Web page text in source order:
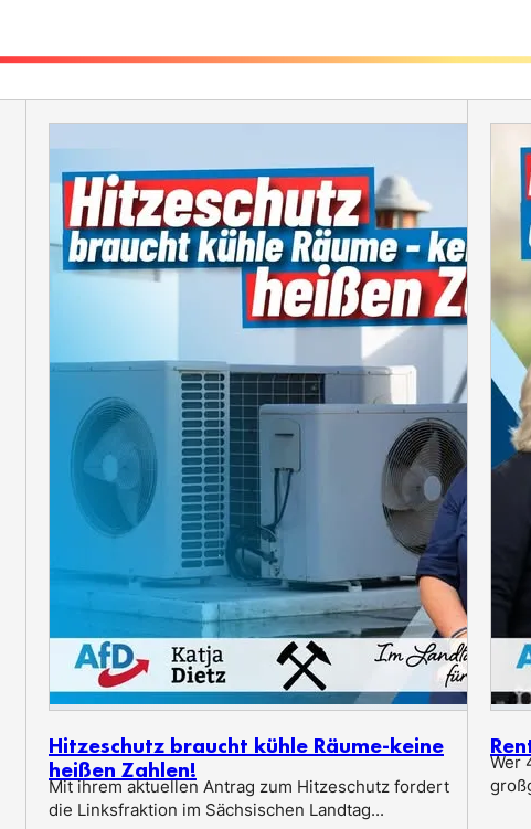
Hitzeschutz braucht kühle Räume-keine
heißen Zahlen!
Mit ihrem aktuellen Antrag zum Hitzeschutz fordert
die Linksfraktion im Sächsischen Landtag...
Wer